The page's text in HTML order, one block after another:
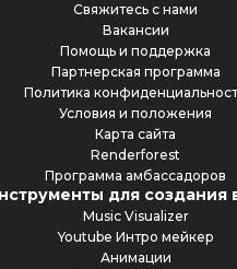
Свяжитесь с нами
Вакансии
Помощь и поддержка
Партнерская программа
Политика
Условия и положения
Карта сайта
Renderforest
Программа амбассадоров
для создания
Music Visualizer
Youtube Интро мейкер
Анимации